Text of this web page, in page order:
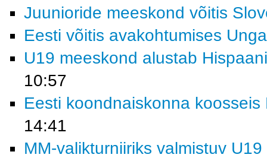
Juunioride meeskond võitis
Eesti võitis avakohtumises
U19 meeskond alustab
10:57
Eesti koondnaiskonna koosseis
14:41
MM-valikturniiriks valmistuv